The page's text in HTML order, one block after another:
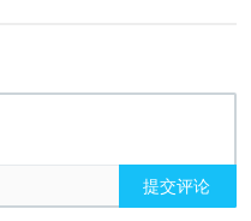
提交评论